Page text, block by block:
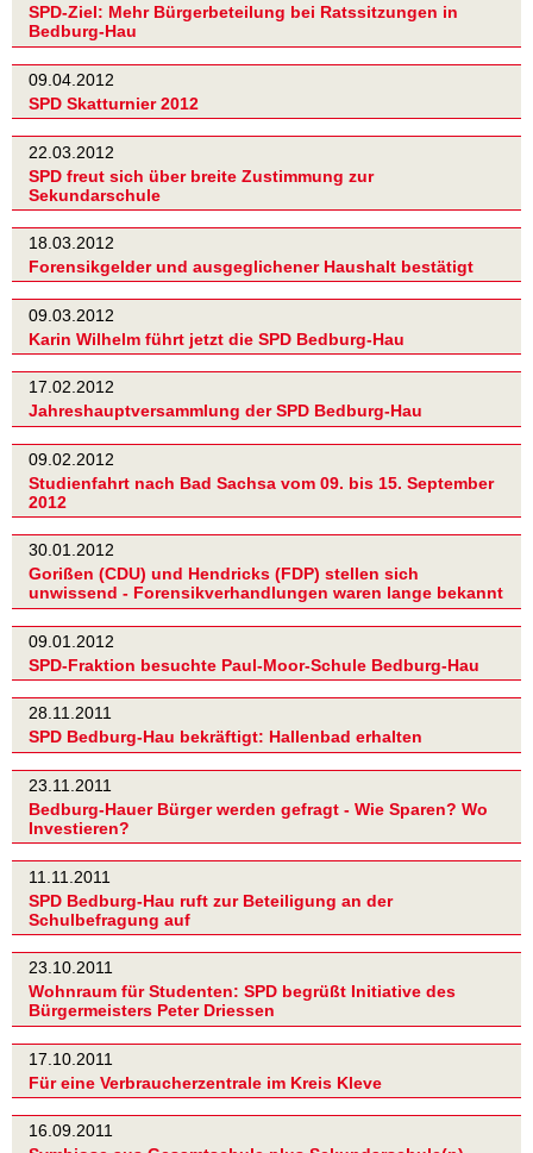
SPD-Ziel: Mehr Bürgerbeteilung bei Ratssitzungen in
Bedburg-Hau
09.04.2012
SPD Skatturnier 2012
22.03.2012
SPD freut sich über breite Zustimmung zur
Sekundarschule
18.03.2012
Forensikgelder und ausgeglichener Haushalt bestätigt
09.03.2012
Karin Wilhelm führt jetzt die SPD Bedburg-Hau
17.02.2012
Jahreshauptversammlung der SPD Bedburg-Hau
09.02.2012
Studienfahrt nach Bad Sachsa vom 09. bis 15. September
2012
30.01.2012
Gorißen (CDU) und Hendricks (FDP) stellen sich
unwissend - Forensikverhandlungen waren lange bekannt
09.01.2012
SPD-Fraktion besuchte Paul-Moor-Schule Bedburg-Hau
28.11.2011
SPD Bedburg-Hau bekräftigt: Hallenbad erhalten
23.11.2011
Bedburg-Hauer Bürger werden gefragt - Wie Sparen? Wo
Investieren?
11.11.2011
SPD Bedburg-Hau ruft zur Beteiligung an der
Schulbefragung auf
23.10.2011
Wohnraum für Studenten: SPD begrüßt Initiative des
Bürgermeisters Peter Driessen
17.10.2011
Für eine Verbraucherzentrale im Kreis Kleve
16.09.2011